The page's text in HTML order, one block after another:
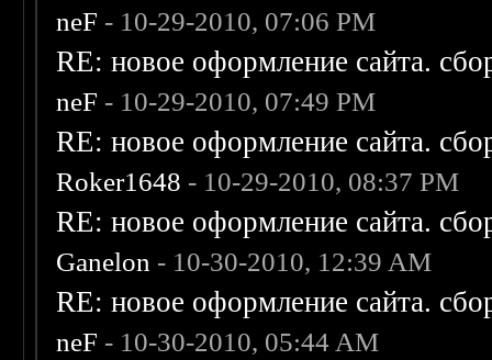
neF - 10-29-2010, 07:06 PM
RE: новое оформление сайта.
neF - 10-29-2010, 07:49 PM
RE: новое оформление сайта.
Roker1648 - 10-29-2010, 08:37 PM
RE: новое оформление сайта.
Ganelon - 10-30-2010, 12:39 AM
RE: новое оформление сайта.
neF - 10-30-2010, 05:44 AM